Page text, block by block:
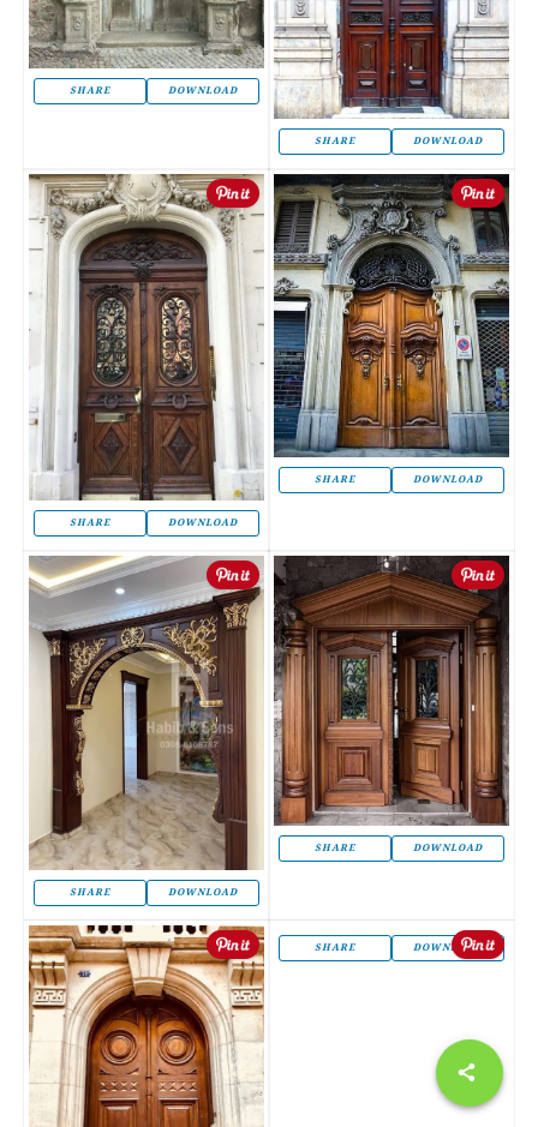
SHARE DOWNLOAD
SHARE DOWNLOAD
SHARE DOWNLOAD
SHARE DOWNLOAD
SHARE DOWNLOAD
SHARE DOWNLOAD
SHARE DOWNLOAD